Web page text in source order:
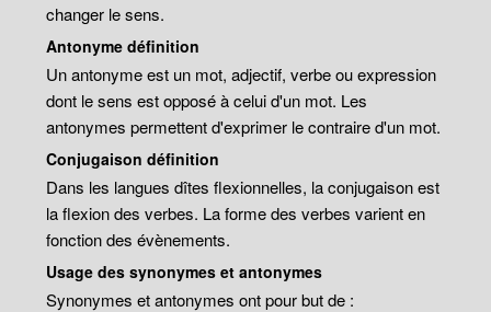
changer le sens.
Antonyme définition
Un antonyme est un mot, adjectif, verbe ou expression
dont le sens est opposé à celui d'un mot. Les
antonymes permettent d'exprimer le contraire d'un mot.
Conjugaison définition
Dans les langues dîtes flexionnelles, la conjugaison est
la flexion des verbes. La forme des verbes varient en
fonction des évènements.
Usage des synonymes et antonymes
Synonymes et antonymes ont pour but de :